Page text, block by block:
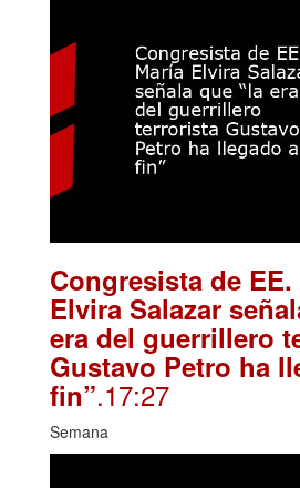
Congresista de EE.
Elvira Salazar
era del guerrillero
Gustavo Petro ha
fin”.17:27
Semana